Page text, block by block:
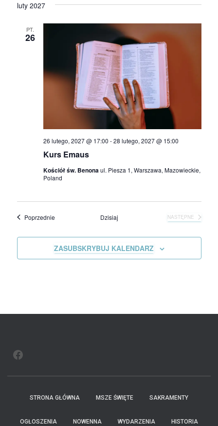
luty 2027
PT.
26
Kurs Emaus
26 lutego, 2027 @ 17:00 -28 lutego, 2027 @ 15:00
Kościół św. Benonaul. Piesza 1, Warszawa, Mazowieckie,
Poland
PoprzednieWydarzenia Dzisiaj
NASTĘPNE
WYDARZENIA
ZASUBSKRYBUJ KALENDARZ
STRONA GŁÓWNA MSZE ŚWIĘTE SAKRAMENTY
OGŁOSZENIA NOWENNA WYDARZENIA HISTORIA